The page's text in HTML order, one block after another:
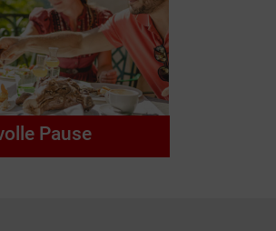
Pause